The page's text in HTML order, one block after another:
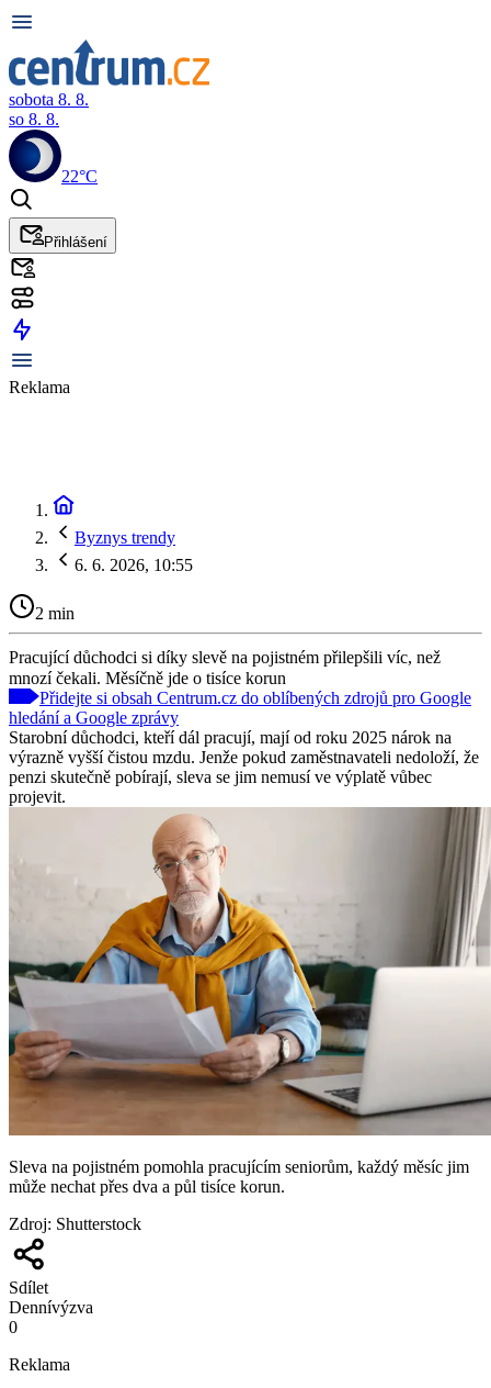
sobota 8. 8.
so 8. 8.
22°C
Přihlášení
Reklama
Byznys trendy
6. 6. 2026, 10:55
2 min
Pracující důchodci si díky slevě na pojistném přilepšili víc, než
mnozí čekali. Měsíčně jde o tisíce korun
Přidejte si obsah Centrum.cz do oblíbených zdrojů pro Google
hledání a Google zprávy
Starobní důchodci, kteří dál pracují, mají od roku 2025 nárok na
výrazně vyšší čistou mzdu. Jenže pokud zaměstnavateli nedoloží, že
penzi skutečně pobírají, sleva se jim nemusí ve výplatě vůbec
projevit.
Sleva na pojistném pomohla pracujícím seniorům, každý měsíc jim
může nechat přes dva a půl tisíce korun.
Zdroj: Shutterstock
Sdílet
Dennívýzva
0
Reklama